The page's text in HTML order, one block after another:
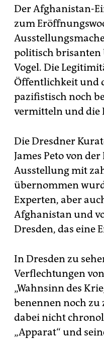
Der Afghanistan-
zum
politisch brisanten
Vogel. Die
Öffentlichkeit und
pazifistisch noch
vermitteln und die
Die Dresdner
James Peto von
Ausstellung mit
übernommen
Experten, aber
Afghanistan und
Dresden, das eine
In Dresden zu
Verflechtungen
„Wahnsinn des
benennen noch
dabei nicht
„Apparat“ und